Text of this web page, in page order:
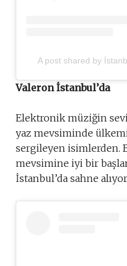
A post shared by
Valeron İstanbul’da
Elektronik müziğin
yaz mevsiminde
sergileyen isimlerden.
mevsimine iyi bir
İstanbul’da sahne